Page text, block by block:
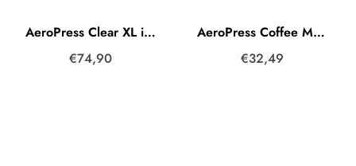
AeroPress Clear XL inkl. Karaffe + Papierfilter
€74,90
AeroPress Coffee Maker Original inkl. Papierfilter
€32,49